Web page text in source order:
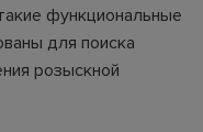
функциональные
для поиска
розыскной